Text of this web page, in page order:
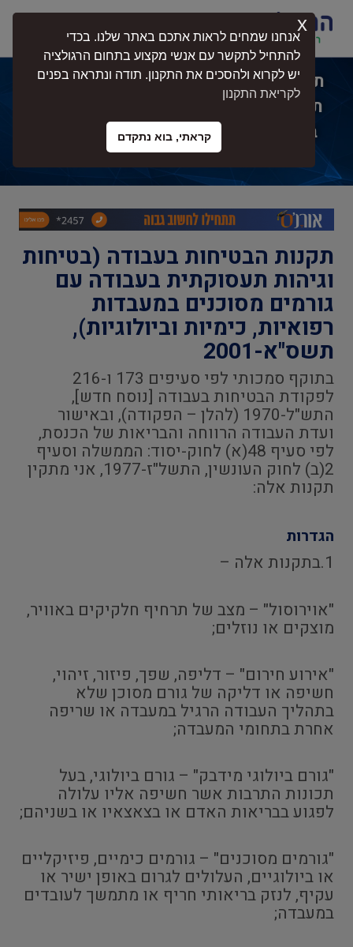
תקנות הבטיחות בעבודה (בטיחות וגיהות
תעסוקתית בעבודה עם גורמים מסוכנים
במעבדות רפואיות, כימיות וביולוגיות),
תשס"א-2001
תקנות הבטיחות בעבודה (בטיחות
וגיהות תעסוקתית בעבודה עם
גורמים מסוכנים במעבדות
רפואיות, כימיות וביולוגיות),
תשס"א-2001
בתוקף סמכותי לפי סעיפים 173 ו-216
לפקודת הבטיחות בעבודה [נוסח חדש],
התש"ל-1970 (להלן – הפקודה), ובאישור
ועדת העבודה הרווחה והבריאות של הכנסת,
לפי סעיף 48(א) לחוק-יסוד: הממשלה וסעיף
2(ב) לחוק העונשין, התשל"ז-1977, אני מתקין
תקנות אלה:
הגדרות
1.בתקנות אלה –
"אוירוסול" – מצב של תרחיף חלקיקים באוויר,
מוצקים או נוזלים;
"אירוע חירום" – דליפה, שפך, פיזור, זיהוי,
חשיפה או דליקה של גורם מסוכן שלא
בתהליך העבודה הרגיל במעבדה או שריפה
אחרת בתחומי המעבדה;
"גורם ביולוגי מידבק" – גורם ביולוגי, בעל
תכונות התרבות אשר חשיפה אליו עלולה
לפגוע בבריאות האדם או בצאצאיו או בשניהם;
"גורמים מסוכנים" – גורמים כימיים, פיזיקליים
או ביולוגיים, העלולים לגרום באופן ישיר או
עקיף, לנזק בריאותי חריף או מתמשך לעובדים
במעבדה;
אנחנו שמחים לראות אתכם באתר שלנו. בכדי
להתחיל לתקשר עם אנשי מקצוע בתחום הרגולציה
יש לקרוא ולהסכים את התקנון. תודה ונתראה בפנים
לקריאת התקנון
קראתי, בוא נתקדם
x